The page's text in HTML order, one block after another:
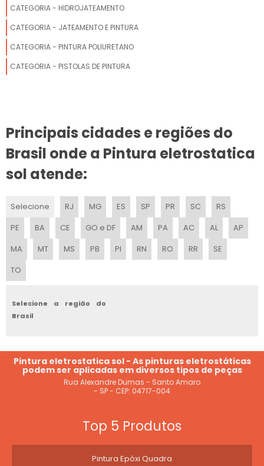
ROLO DE PINTURA COM RESERVATORIO
JATEAMENTO DE PECAS METALICAS
JATEAMENTO DE AREIA PARA CARROS VALOR
JATEAMENTO DE AREIA PRECO
JATEAMENTO COM GRANALHA DE ACO
JATO DE AREIA UMIDO
JATEAMENTO GRANALHA DE ACO
JATEAMENTO E PINTURA ELETROSTATICA
JATEAMENTO MICROESFERA DE VIDRO
JATEAMENTO ABRASIVO COM GRANALHA DE ACO
CATEGORIA - HIDROJATEAMENTO
CATEGORIA - JATEAMENTO E PINTURA
CATEGORIA - PINTURA POLIURETANO
CATEGORIA - PISTOLAS DE PINTURA
Principais cidades e regiões do
Brasil onde a Pintura eletrostatica
sol atende:
Selecione RJ MG ES SP PR SC
RS
PE
BA CE GO e DF AM PA AC AL
AP
MA
MT MS PB PI RN RO RR
SE
TO
Selecione a região do
Brasil
Pintura eletrostatica sol - As pinturas eletrostáticas
podem ser aplicadas em diversos tipos de peças
Rua Alexandre Dumas - Santo Amaro
- SP - CEP: 04717-004
Top 5 Produtos
Pintura Epóxi Quadra